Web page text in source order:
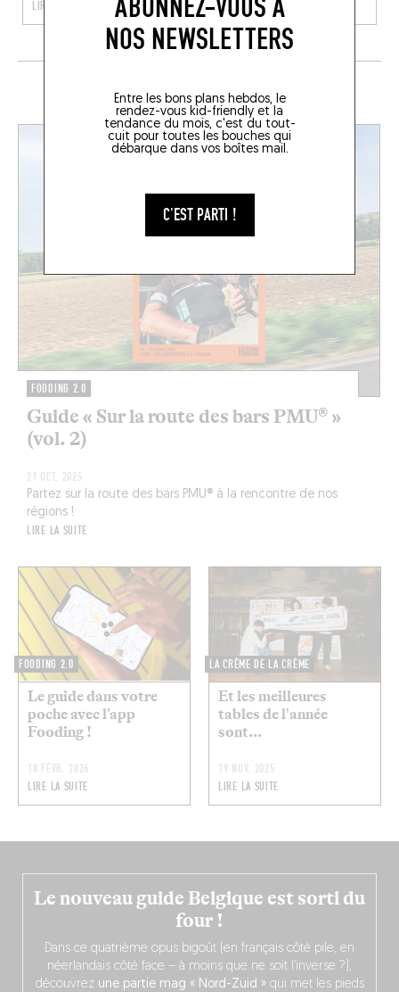
ABONNEZ-VOUS À
NOS NEWSLETTERS
Entre les bons plans hebdos, le
rendez-vous kid-friendly et la
tendance du mois, c'est du tout-
cuit pour toutes les bouches qui
débarque dans vos boîtes mail.
C'EST PARTI !
LIRE LA SUITE LIRE LA SUITE
EN CE MOMENT SUR LE FOODING
FOODING 2.0
Guide « Sur la route des bars PMU® »
(vol. 2)
21 OCT. 2025
Partez sur la route des bars PMU® à la rencontre de nos
régions !
LIRE LA SUITE
FOODING 2.0
Le guide dans votre
poche avec l’app
Fooding !
10 FÉVR. 2026
LIRE LA SUITE
LA CRÈME DE LA CRÈME
Et les meilleures
tables de l'année
sont...
19 NOV. 2025
LIRE LA SUITE
Le nouveau guide Belgique est sorti du
four !
Dans ce quatrième opus bigoût (en français côté pile, en
néerlandais côté face – à moins que ne soit l’inverse ?),
découvrez une partie mag « Nord-Zuid » qui met les pieds